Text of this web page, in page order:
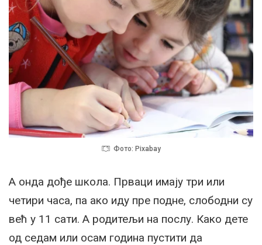
Фото: Pixabay
А онда дође школа. Прваци имају три или
четири часа, па ако иду пре подне, слободни су
већ у 11 сати. А родитељи на послу. Како дете
од седам или осам година пустити да